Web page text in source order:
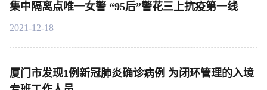
集中隔离点唯一女警 “95后”警花三上抗疫第一线
2021-12-18
厦门市发现1例新冠肺炎确诊病例 为闭环管理的入境